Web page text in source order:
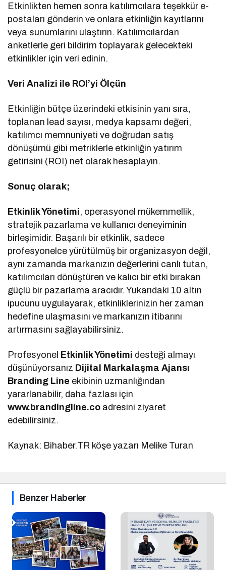
Etkinlikten hemen sonra katılımcılara teşekkür e-
postaları gönderin ve onlara etkinliğin kayıtlarını
veya sunumlarını ulaştırın. Katılımcılardan
anketlerle geri bildirim toplayarak gelecekteki
etkinlikler için veri edinin.
Veri Analizi ile ROI’yi Ölçün
Etkinliğin bütçe üzerindeki etkisinin yanı sıra,
toplanan lead sayısı, medya kapsamı değeri,
katılımcı memnuniyeti ve doğrudan satış
dönüşümü gibi metriklerle etkinliğin yatırım
getirisini (ROI) net olarak hesaplayın.
Sonuç olarak;
Etkinlik Yönetimi, operasyonel mükemmellik,
stratejik pazarlama ve kullanıcı deneyiminin
birleşimidir. Başarılı bir etkinlik, sadece
profesyonelce yürütülmüş bir organizasyon değil,
aynı zamanda markanızın değerlerini canlı tutan,
katılımcıları dönüştüren ve kalıcı bir etki bırakan
güçlü bir pazarlama aracıdır. Yukarıdaki 10 altın
ipucunu uygulayarak, etkinliklerinizin her zaman
hedefine ulaşmasını ve markanızın itibarını
artırmasını sağlayabilirsiniz.
Profesyonel Etkinlik Yönetimi desteği almayı
düşünüyorsanız Dijital Markalaşma Ajansı
Branding Line ekibinin uzmanlığından
yararlanabilir, daha fazlası için
www.brandingline.co adresini ziyaret
edebilirsiniz.
Kaynak: Bihaber.TR köşe yazarı Melike Turan
Benzer Haberler